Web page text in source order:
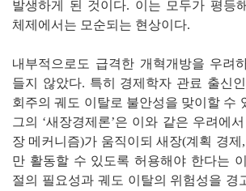
발생하게 된 것이다. 이는 모두가 평등
체제에서는 모순되는 현상이다.
내부적으로도 급격한 개혁개방을 우려
들지 않았다. 특히 경제학자 관료 출신
회주의 궤도 이탈로 불안성을 맞이할 수
그의 ‘새장경제론’은 이와 같은 우려에
장 메커니즘)가 움직이되 새장(계획 경제
만 활동할 수 있도록 허용해야 한다는
절의 필요성과 궤도 이탈의 위험성을 경